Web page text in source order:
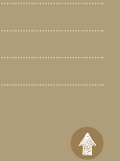
好きな曲は？(7)
好きな車は？(5)
たら？(9)